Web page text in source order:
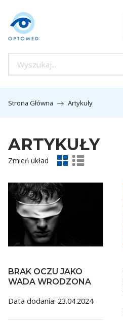
Strona Główna Artykuły
ARTYKUŁY
Zmień układ
BRAK OCZU JAKO
WADA WRODZONA
Data dodania: 23.04.2024